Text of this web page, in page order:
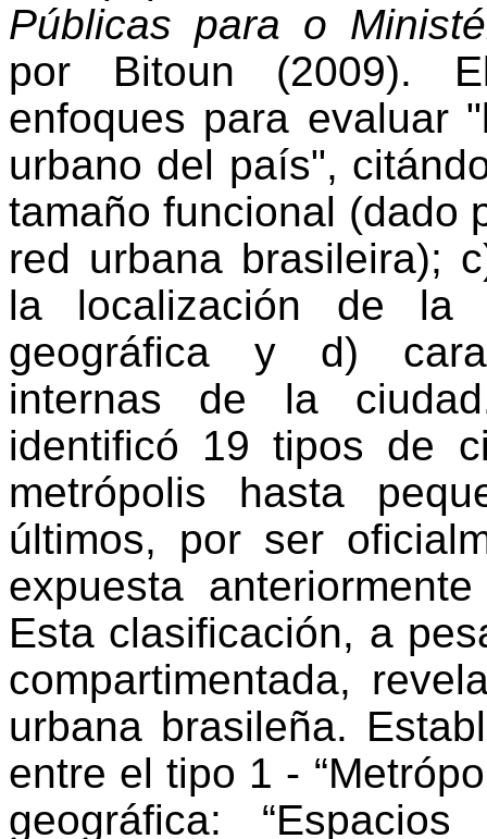
Públicas para o
por Bitoun (2009).
enfoques para evaluar
urbano del país",
tamaño funcional (dado
red urbana brasileira);
la localización de
geográfica y d)
internas de la
identificó 19 tipos de
metrópolis hasta
últimos, por ser
expuesta
Esta clasificación, a
compartimentada,
urbana brasileña.
entre el tipo 1 -
geográfica: